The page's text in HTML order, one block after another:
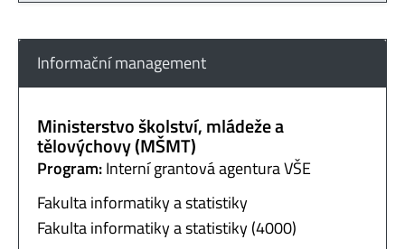
Informační management
Ministerstvo školství, mládeže a
tělovýchovy (MŠMT)
Program:Interní grantová agentura VŠE
Fakulta informatiky a statistiky
Fakulta informatiky a statistiky (4000)